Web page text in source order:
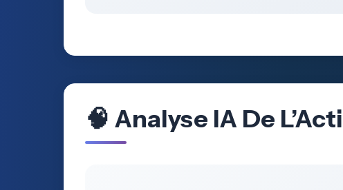
🧠 Analyse IA De